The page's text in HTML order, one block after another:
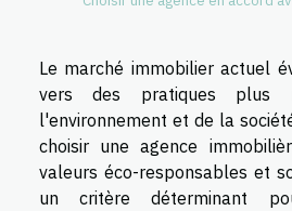
Le marché immobilier actuel
vers des pratiques plus
l'environnement et de la
choisir une agence
valeurs éco-responsables et
un critère déterminant